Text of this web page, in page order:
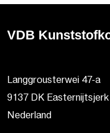
VDB
Langgrousterwei 47-a
9137 DK Easternijtsjerk
Nederland